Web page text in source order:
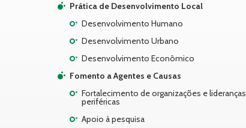
Prática de Desenvolvimento Local
Desenvolvimento Humano
Desenvolvimento Urbano
Desenvolvimento Econômico
Fomento a Agentes e Causas
Fortalecimento de organizações e lideranças
periféricas
Apoio à pesquisa